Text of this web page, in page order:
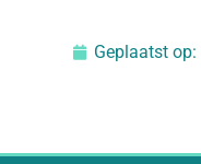
Geplaatst op: